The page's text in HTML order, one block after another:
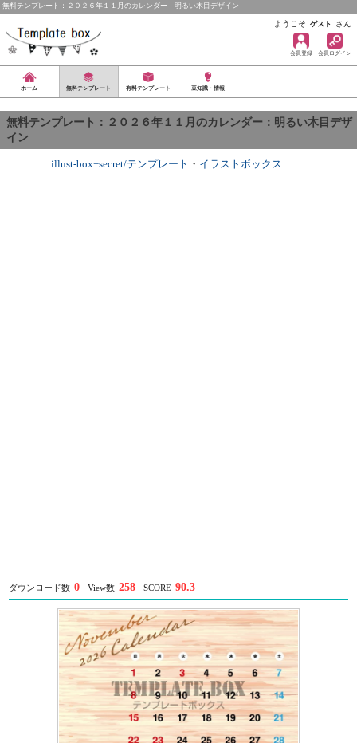
無料テンプレート：２０２６年１１月のカレンダー：明るい木目デザイン
ようこそ ゲスト さん
会員登録 会員ログイン
ホーム 無料テンプレート 有料テンプレート 豆知識・情報
無料テンプレート：２０２６年１１月のカレンダー：明るい木目デザ
イン
illust-box+secret/テンプレート ・ イラストボックス
ダウンロード数 0 View数 258 SCORE 90.3